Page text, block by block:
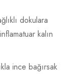
dokulara
kalın
ince bağırsak